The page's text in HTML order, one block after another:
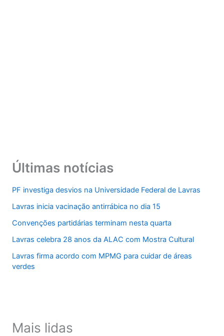
Últimas notícias
PF investiga desvios na Universidade Federal de Lavras
Lavras inicia vacinação antirrábica no dia 15
Convenções partidárias terminam nesta quarta
Lavras celebra 28 anos da ALAC com Mostra Cultural
Lavras firma acordo com MPMG para cuidar de áreas
verdes
Mais lidas